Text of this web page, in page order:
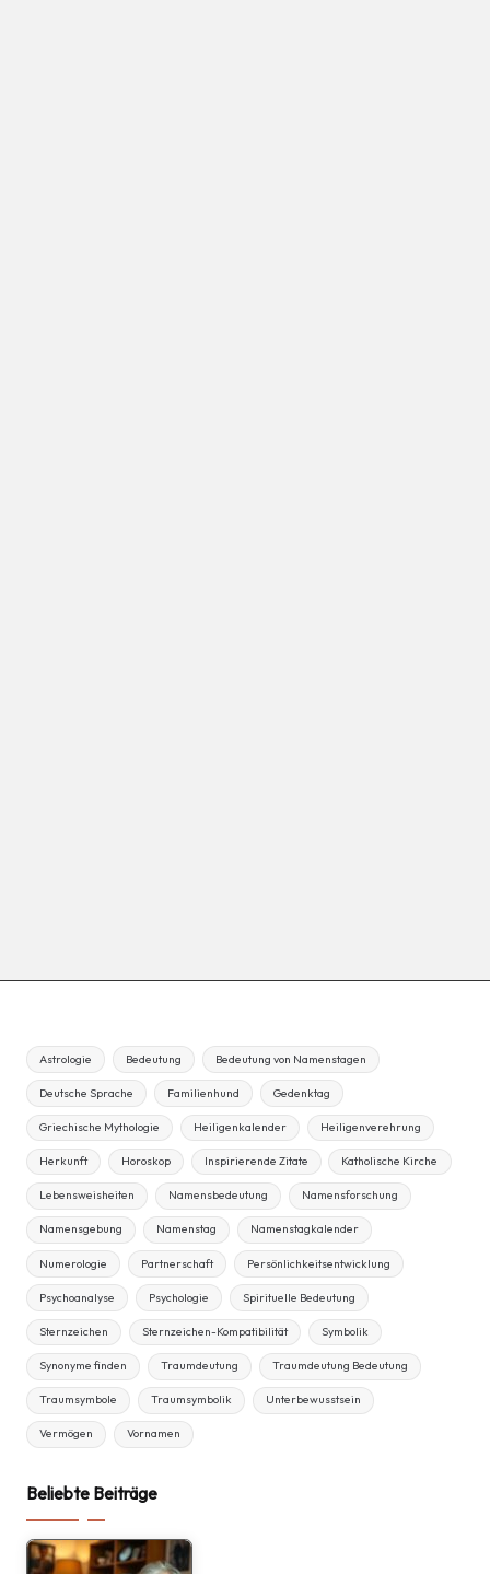
Astrologie Bedeutung Bedeutung von Namenstagen
Deutsche Sprache Familienhund Gedenktag
Griechische Mythologie Heiligenkalender Heiligenverehrung
Herkunft Horoskop Inspirierende Zitate Katholische Kirche
Lebensweisheiten Namensbedeutung Namensforschung
Namensgebung Namenstag Namenstagkalender
Numerologie Partnerschaft Persönlichkeitsentwicklung
Psychoanalyse Psychologie Spirituelle Bedeutung
Sternzeichen Sternzeichen-Kompatibilität Symbolik
Synonyme finden Traumdeutung Traumdeutung Bedeutung
Traumsymbole Traumsymbolik Unterbewusstsein
Vermögen Vornamen
Beliebte Beiträge